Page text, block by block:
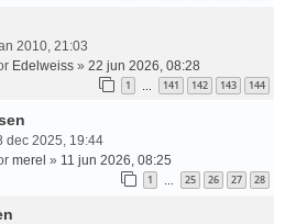
2010, 21:03
Edelweiss » 22 jun 2026, 08:28
1 … 141 142 143 144
dec 2025, 19:44
merel » 11 jun 2026, 08:25
1 … 25 26 27 28